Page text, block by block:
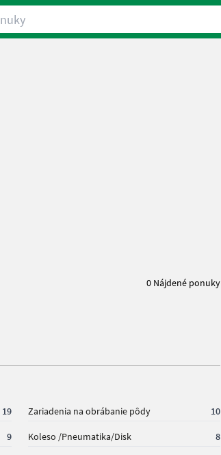
0 Nájdené ponuky
19 Zariadenia na obrábanie pôdy 10
9 Koleso /Pneumatika/Disk 8